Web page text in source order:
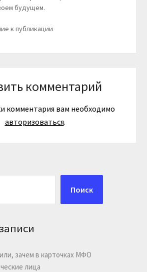
будущем.
к публикации
комментарий
комментария вам необходимо
авторизоваться.
Поиск
зачем в карточках МФО
лица